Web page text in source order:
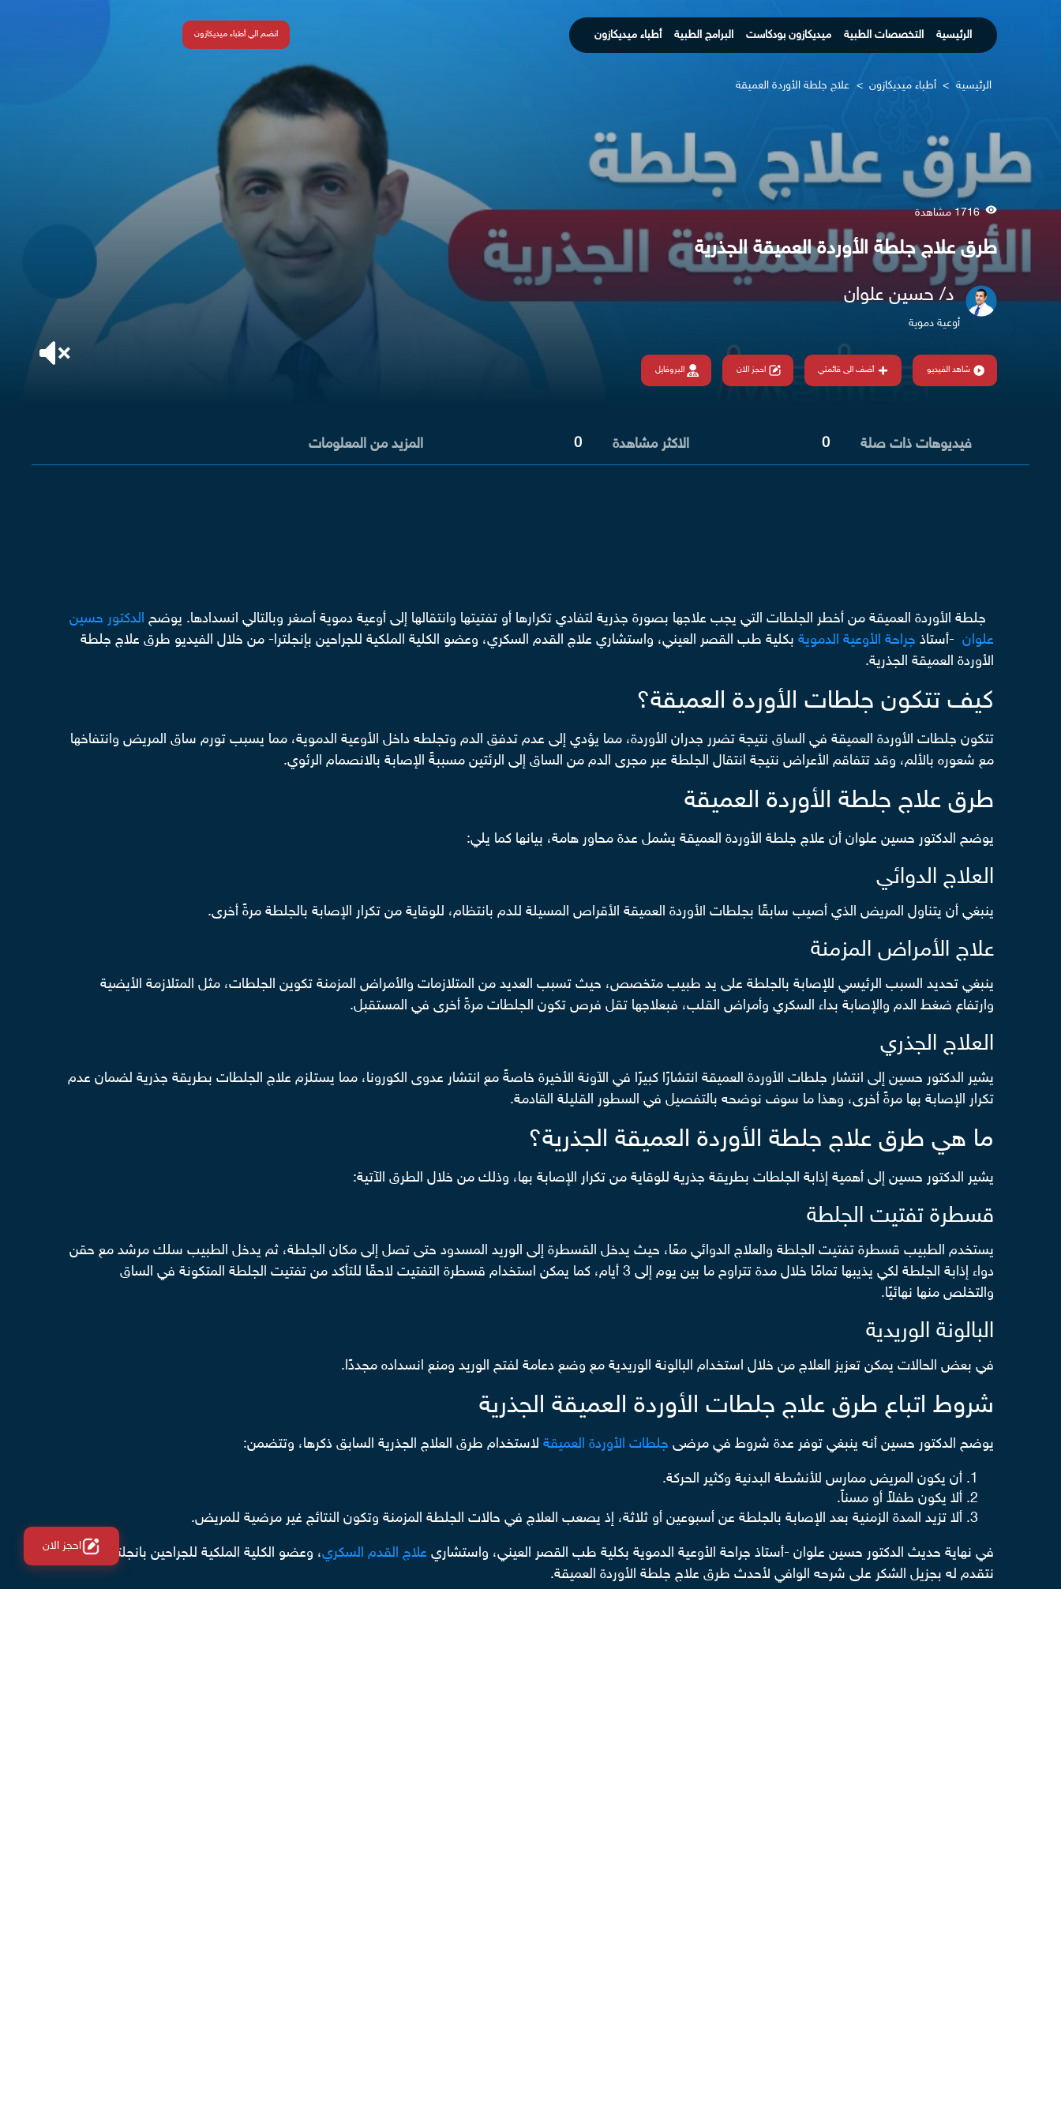
انضم الي أطباء ميديكازون الرئيسية التخصصات الطبية ميديكازون بودكاست البرامج الطبية أطباء ميديكازون
الرئيسية > أطباء ميديكازون > علاج جلطة الأوردة العميقة
1716 مشاهدة
طرق علاج جلطة الأوردة العميقة الجذرية
د/ حسين علوان
أوعية دموية
شاهد الفيديو أضف الى قائمتي احجز الان البروفايل
فيديوهات ذات صلة 0 الاكثر مشاهدة 0 المزيد من المعلومات
جلطة الأوردة العميقة من أخطر الجلطات التي يجب علاجها بصورة جذرية لتفادي تكرارها أو تفتيتها وانتقالها إلى أوعية دموية أصغر وبالتالي انسدادها. يوضح الدكتور حسين
علوان-أستاذ جراحة الأوعية الدمويةبكلية طب القصر العيني، واستشاري علاج القدم السكري، وعضو الكلية الملكية للجراحين بإنجلترا- من خلال الفيديو طرق علاج جلطة
الأوردة العميقة الجذرية.
كيف تتكون جلطات الأوردة العميقة؟
تتكون جلطات الأوردة العميقة في الساق نتيجة تضرر جدران الأوردة، مما يؤدي إلى عدم تدفق الدم وتجلطه داخل الأوعية الدموية، مما يسبب تورم ساق المريض وانتفاخها
مع شعوره بالألم، وقد تتفاقم الأعراض نتيجة انتقال الجلطة عبر مجرى الدم من الساق إلى الرئتين مسببةً الإصابة بالانصمام الرئوي.
طرق علاج جلطة الأوردة العميقة
يوضح الدكتور حسين علوان أن علاج جلطة الأوردة العميقة يشمل عدة محاور هامة، بيانها كما يلي:
العلاج الدوائي
ينبغي أن يتناول المريض الذي أصيب سابقًا بجلطات الأوردة العميقة الأقراص المسيلة للدم بانتظام، للوقاية من تكرار الإصابة بالجلطة مرةً أخرى.
علاج الأمراض المزمنة
ينبغي تحديد السبب الرئيسي للإصابة بالجلطة على يد طبيب متخصص، حيث تسبب العديد من المتلازمات والأمراض المزمنة تكوين الجلطات، مثل المتلازمة الأيضية
وارتفاع ضغط الدم والإصابة بداء السكري وأمراض القلب، فبعلاجها تقل فرص تكون الجلطات مرةً أخرى في المستقبل.
العلاج الجذري
يشير الدكتور حسين إلى انتشار جلطات الأوردة العميقة انتشارًا كبيرًا في الآونة الأخيرة خاصةً مع انتشار عدوى الكورونا، مما يستلزم علاج الجلطات بطريقة جذرية لضمان عدم
تكرار الإصابة بها مرةً أخرى، وهذا ما سوف نوضحه بالتفصيل في السطور القليلة القادمة.
ما هي طرق علاج جلطة الأوردة العميقة الجذرية؟
يشير الدكتور حسين إلى أهمية إذابة الجلطات بطريقة جذرية للوقاية من تكرار الإصابة بها، وذلك من خلال الطرق الآتية:
قسطرة تفتيت الجلطة
يستخدم الطبيب قسطرة تفتيت الجلطة والعلاج الدوائي معًا، حيث يدخل القسطرة إلى الوريد المسدود حتى تصل إلى مكان الجلطة، ثم يدخل الطبيب سلك مرشد مع حقن
دواء إذابة الجلطة لكي يذيبها تمامًا خلال مدة تتراوح ما بين يوم إلى 3 أيام، كما يمكن استخدام قسطرة التفتيت لاحقًا للتأكد من تفتيت الجلطة المتكونة في الساق
والتخلص منها نهائيًا.
البالونة الوريدية
في بعض الحالات يمكن تعزيز العلاج من خلال استخدام البالونة الوريدية مع وضع دعامة لفتح الوريد ومنع انسداده مجددًا.
شروط اتباع طرق علاج جلطات الأوردة العميقة الجذرية
يوضح الدكتور حسين أنه ينبغي توفر عدة شروط في مرضى جلطات الأوردة العميقةلاستخدام طرق العلاج الجذرية السابق ذكرها، وتتضمن:
أن يكون المريض ممارس للأنشطة البدنية وكثير الحركة.
ألا يكون طفلاً أو مسناً.
ألا تزيد المدة الزمنية بعد الإصابة بالجلطة عن أسبوعين أو ثلاثة، إذ يصعب العلاج في حالات الجلطة المزمنة وتكون النتائج غير مرضية للمريض.
في نهاية حديث الدكتور حسين علوان -أستاذ جراحة الأوعية الدموية بكلية طب القصر العيني، واستشاري علاج القدم السكري، وعضو الكلية الملكية للجراحين بانجلترا-
نتقدم له بجزيل الشكر على شرحه الوافي لأحدث طرق علاج جلطة الأوردة العميقة.
احجز الان